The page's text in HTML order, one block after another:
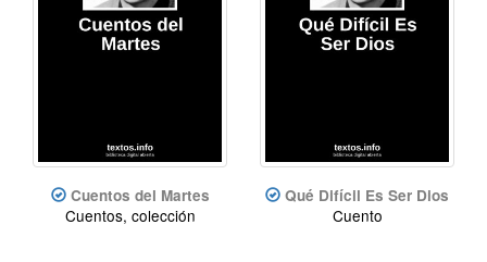
Cuentos del Martes
Cuentos, colección
Qué Difícil Es Ser Dios
Cuento